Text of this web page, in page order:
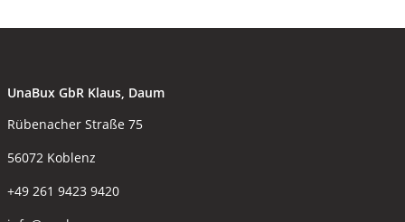
UnaBux GbR Klaus, Daum
Rübenacher Straße 75
56072 Koblenz
+49 261 9423 9420